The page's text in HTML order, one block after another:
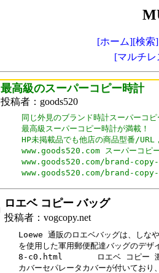
[ホーム][検索]
[マルチ
最高級のスーパーコピー時計
投稿者：goods520
同じ外見のブランド時計スーパーコ
最高級スーパーコピー時計が満載！
HP未掲載品でも他店の商品型番/
www.goods520.com スーパーコピ
www.goods520.com/brand-
www.goods520.com/brand-
ロエベ コピー バッグ
投稿者：vogcopy.net
Loewe 通販のロエベバッグは、しな
を使用した軍用郵便配達バッグの
8-c0.html	ロエベ コピー 激安 ファスナー上部セパレータと追加の前面
カバーセパレータカバーが付いており